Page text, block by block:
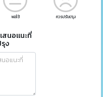
พอใช้ ควรปรับปรุง
สนอแนะที่
ง